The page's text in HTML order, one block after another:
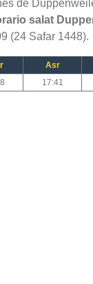
de
salat
(24 Safar 1448).
Asr
17:41